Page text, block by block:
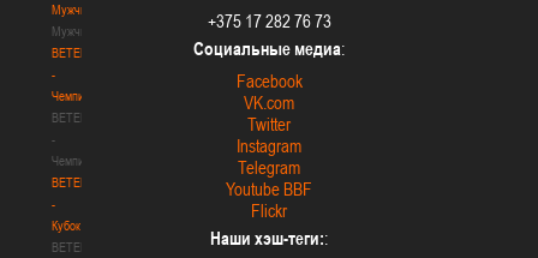
Мужчины
Мужчины
BETERA
-
Чемпионат
BETERA
-
Чемпионат
BETERA
-
Кубок
BETERA
+375 17 282 76 73
Социальные медиа:
Facebook
VK.com
Twitter
Instagram
Telegram
Youtube BBF
Flickr
Наши хэш-теги::